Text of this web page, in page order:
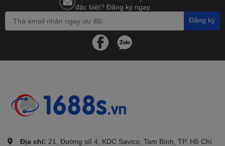
đặc biệt? Đăng ký ngay.
Đăng ký
Địa chỉ: 21, Đường số 4, KDC Savico, Tam Bình, TP. Hồ Chí